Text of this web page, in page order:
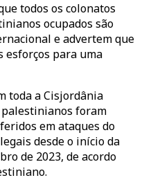
todos os colonatos
ocupados são
e advertem que
esforços para uma
toda a Cisjordânia
palestinianos foram
em ataques do
desde o início da
de 2023, de acordo